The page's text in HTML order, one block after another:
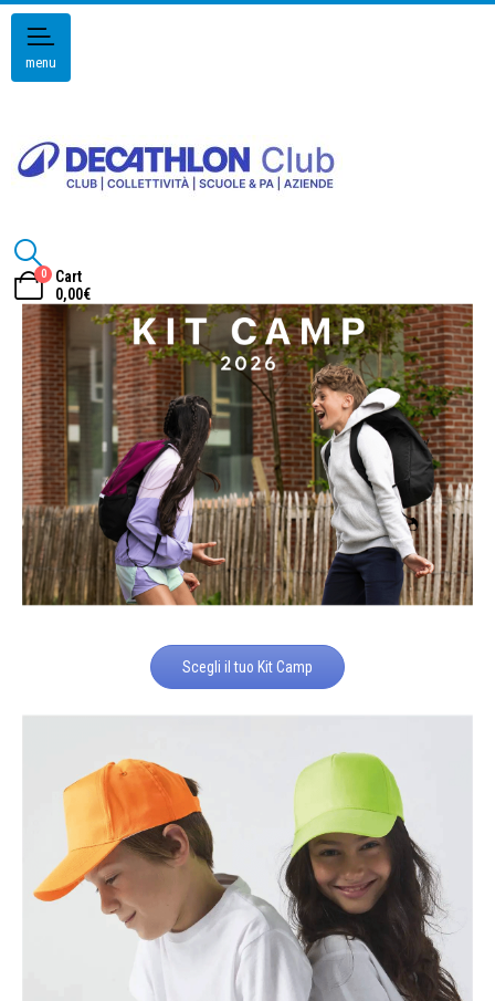
menu
0
Cart
0,00€
Scegli il tuo Kit Camp